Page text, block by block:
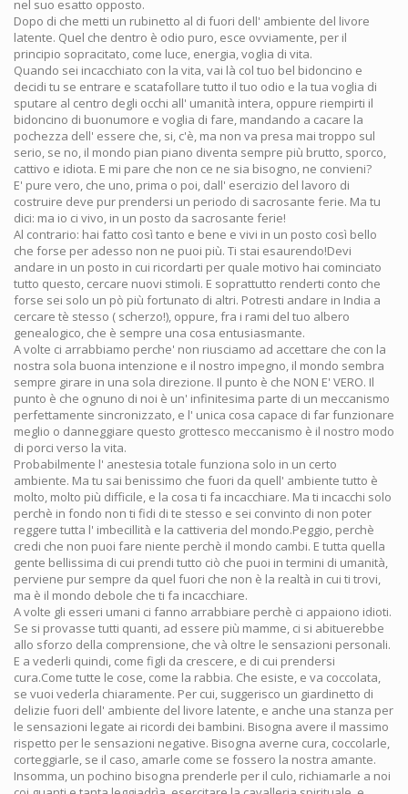
nel suo esatto opposto.
Dopo di che metti un rubinetto al di fuori dell' ambiente del livore
latente. Quel che dentro è odio puro, esce ovviamente, per il
principio sopracitato, come luce, energia, voglia di vita.
Quando sei incacchiato con la vita, vai là col tuo bel bidoncino e
decidi tu se entrare e scatafollare tutto il tuo odio e la tua voglia di
sputare al centro degli occhi all' umanità intera, oppure riempirti il
bidoncino di buonumore e voglia di fare, mandando a cacare la
pochezza dell' essere che, si, c'è, ma non va presa mai troppo sul
serio, se no, il mondo pian piano diventa sempre più brutto, sporco,
cattivo e idiota. E mi pare che non ce ne sia bisogno, ne convieni?
E' pure vero, che uno, prima o poi, dall' esercizio del lavoro di
costruire deve pur prendersi un periodo di sacrosante ferie. Ma tu
dici: ma io ci vivo, in un posto da sacrosante ferie!
Al contrario: hai fatto così tanto e bene e vivi in un posto così bello
che forse per adesso non ne puoi più. Ti stai esaurendo!Devi
andare in un posto in cui ricordarti per quale motivo hai cominciato
tutto questo, cercare nuovi stimoli. E soprattutto renderti conto che
forse sei solo un pò più fortunato di altri. Potresti andare in India a
cercare tè stesso ( scherzo!), oppure, fra i rami del tuo albero
genealogico, che è sempre una cosa entusiasmante.
A volte ci arrabbiamo perche' non riusciamo ad accettare che con la
nostra sola buona intenzione e il nostro impegno, il mondo sembra
sempre girare in una sola direzione. Il punto è che NON E' VERO. Il
punto è che ognuno di noi è un' infinitesima parte di un meccanismo
perfettamente sincronizzato, e l' unica cosa capace di far funzionare
meglio o danneggiare questo grottesco meccanismo è il nostro modo
di porci verso la vita.
Probabilmente l' anestesia totale funziona solo in un certo
ambiente. Ma tu sai benissimo che fuori da quell' ambiente tutto è
molto, molto più difficile, e la cosa ti fa incacchiare. Ma ti incacchi solo
perchè in fondo non ti fidi di te stesso e sei convinto di non poter
reggere tutta l' imbecillità e la cattiveria del mondo.Peggio, perchè
credi che non puoi fare niente perchè il mondo cambi. E tutta quella
gente bellissima di cui prendi tutto ciò che puoi in termini di umanità,
perviene pur sempre da quel fuori che non è la realtà in cui ti trovi,
ma è il mondo debole che ti fa incacchiare.
A volte gli esseri umani ci fanno arrabbiare perchè ci appaiono idioti.
Se si provasse tutti quanti, ad essere più mamme, ci si abituerebbe
allo sforzo della comprensione, che và oltre le sensazioni personali.
E a vederli quindi, come figli da crescere, e di cui prendersi
cura.Come tutte le cose, come la rabbia. Che esiste, e va coccolata,
se vuoi vederla chiaramente. Per cui, suggerisco un giardinetto di
delizie fuori dell' ambiente del livore latente, e anche una stanza per
le sensazioni legate ai ricordi dei bambini. Bisogna avere il massimo
rispetto per le sensazioni negative. Bisogna averne cura, coccolarle,
corteggiarle, se il caso, amarle come se fossero la nostra amante.
Insomma, un pochino bisogna prenderle per il culo, richiamarle a noi